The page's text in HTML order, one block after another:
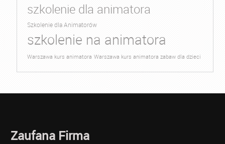
szkolenie dla animatora
Szkolenie dla Animatorów
szkolenie na animatora
Warszawa kurs animatora Warszawa kurs animatora zabaw dla dzieci
Zaufana Firma